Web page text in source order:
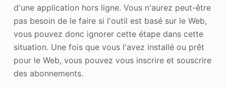
d'une application hors ligne. Vous n'aurez peut-être
pas besoin de le faire si l'outil est basé sur le Web,
vous pouvez donc ignorer cette étape dans cette
situation. Une fois que vous l'avez installé ou prêt
pour le Web, vous pouvez vous inscrire et souscrire
des abonnements.